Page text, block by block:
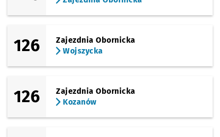
126
Zajezdnia Obornicka
Wojszycka
126
Zajezdnia Obornicka
Kozanów